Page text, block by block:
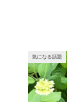
気になる話題